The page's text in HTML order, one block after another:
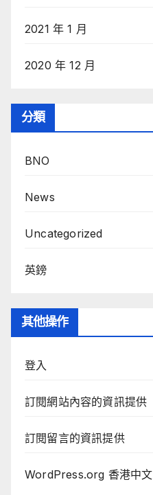
2021 年 1 月
2020 年 12 月
分類
BNO
News
Uncategorized
英鎊
其他操作
登入
訂閱網站內容的資訊提供
訂閱留言的資訊提供
WordPress.org 香港中文